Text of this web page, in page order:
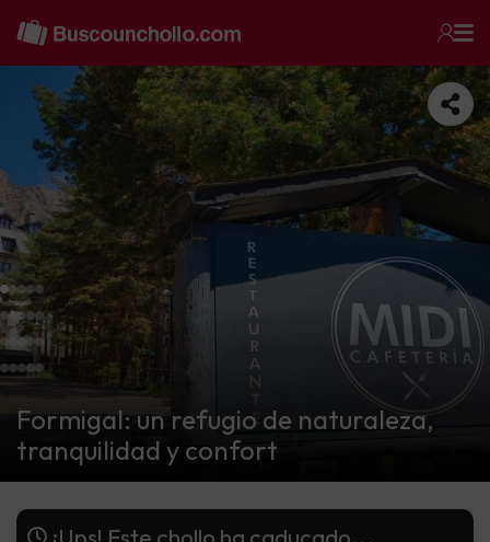
Formigal: un refugio de naturaleza,
tranquilidad y confort